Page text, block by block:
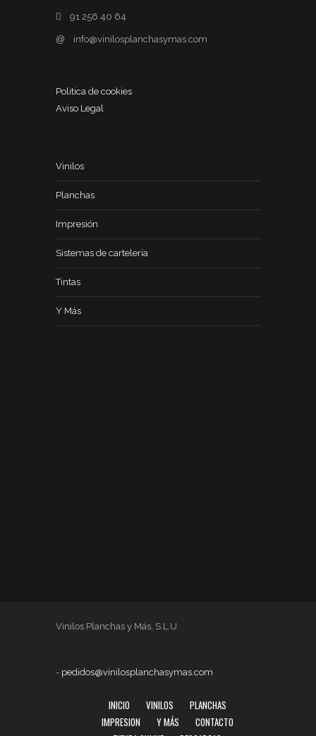
91 256 40 64
@ info@vinilosplanchasymas.com
Politica de cookies
Aviso Legal
Vinilos
Planchas
Impresión
Sistemas de cartelería
Tintas
Y Más
Vinilos Planchas y Más, S.L.U.
- pedidos@vinilosplanchasymas.com
INICIO VINILOS
PLANCHAS
IMPRESION
Y MÁS
CONTACTO